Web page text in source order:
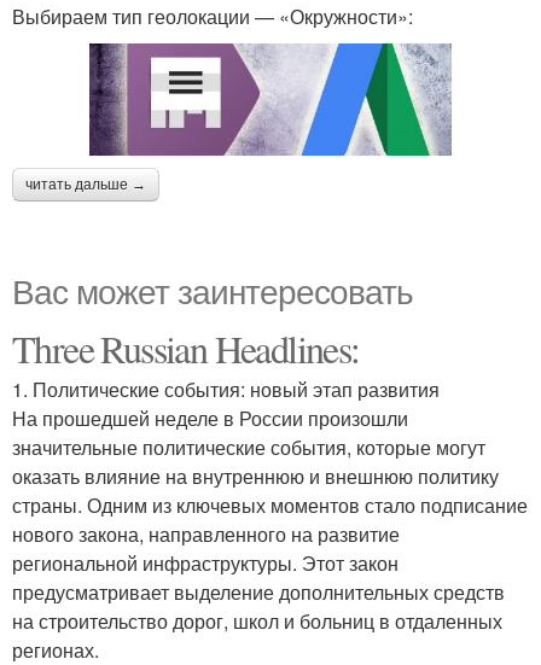
Выбираем тип геолокации — «Окружности»:
читать дальше →
Вас может заинтересовать
Three Russian Headlines:
1. Политические события: новый этап развития
На прошедшей неделе в России произошли
значительные политические события, которые могут
оказать влияние на внутреннюю и внешнюю политику
страны. Одним из ключевых моментов стало подписание
нового закона, направленного на развитие
региональной инфраструктуры. Этот закон
предусматривает выделение дополнительных средств
на строительство дорог, школ и больниц в отдаленных
регионах.